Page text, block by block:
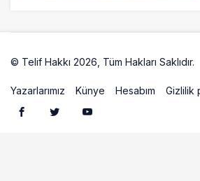
© Telif Hakkı 2026, Tüm Hakları Saklıdır.
Yazarlarımız Künye Hesabım Gizlilik